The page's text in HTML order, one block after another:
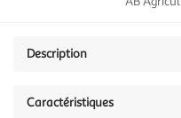
Description
Caractéristiques